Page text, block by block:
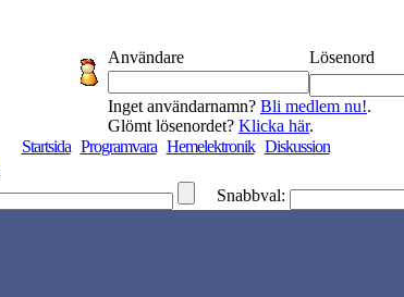
Användare
Lösenord
Inget användarnamn? Bli medlem nu!.
Glömt lösenordet? Klicka här.
Startsida Programvara Hemelektronik Diskussion
Snabbval: